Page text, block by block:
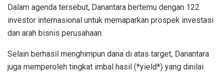
Dalam agenda tersebut, Danantara bertemu dengan 122
investor internasional untuk memaparkan prospek investasi
dan arah bisnis perusahaan.
Selain berhasil menghimpun dana di atas target, Danantara
juga memperoleh tingkat imbal hasil (*yield*) yang dinilai